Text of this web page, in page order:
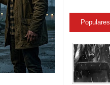
Populares